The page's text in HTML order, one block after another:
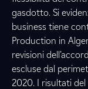
gasdotto. Si
business tiene
Production in
revisioni
escluse dal
2020. I risultati